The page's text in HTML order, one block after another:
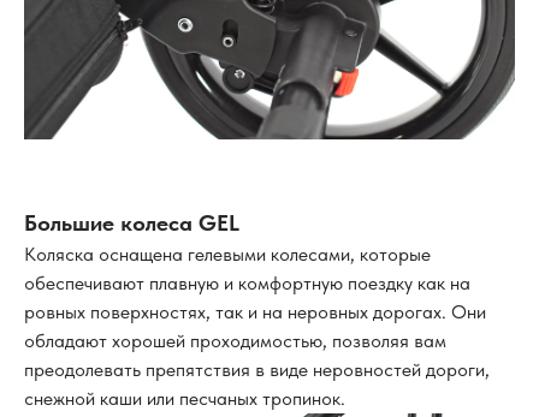
Большие колеса GEL
Коляска оснащена гелевыми колесами, которые
обеспечивают плавную и комфортную поездку как на
ровных поверхностях, так и на неровных дорогах. Они
обладают хорошей проходимостью, позволяя вам
преодолевать препятствия в виде неровностей дороги,
снежной каши или песчаных тропинок.